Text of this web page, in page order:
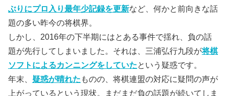
ぶりにプロ入り最年少記録を更新など、何かと前向きな話
題の多い昨今の将棋界。
しかし、2016年の下半期にはとある事件で揺れ、負の話
題が先行してしまいました。それは、三浦弘行九段が将棋
ソフトによるカンニングをしていたという疑惑です。
年末、 疑惑が晴れた ものの、将棋連盟の対応に疑問の声が
上がっているという現状。まだまだ負の話題が続いてしま